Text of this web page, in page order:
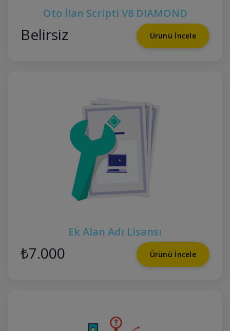
Oto İlan Scripti V8 DIAMOND
Belirsiz Ürünü İncele
Ek Alan Adı Lisansı
₺7.000 Ürünü İncele